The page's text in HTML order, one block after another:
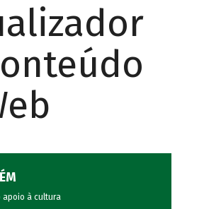
apoio à cultura